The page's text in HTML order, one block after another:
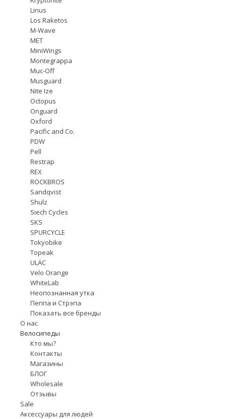
Linus
Los Raketos
M-Wave
MET
MiniWings
Montegrappa
Muc-Off
Musguard
Nite Ize
Octopus
Onguard
Oxford
Pacific and Co.
PDW
Pell
Restrap
REX
ROCKBROS
Sandqvist
Shulz
Siech Cycles
SKS
SPURCYCLE
Tokyobike
Topeak
ULÄC
Velo Orange
WhiteLab
Неопознанная утка
Пеппа и Стрэпа
Показать все бренды
О нас
Велосипеды
Кто мы?
Контакты
Магазины
БЛОГ
Wholesale
Отзывы
Sale
Аксессуары для людей